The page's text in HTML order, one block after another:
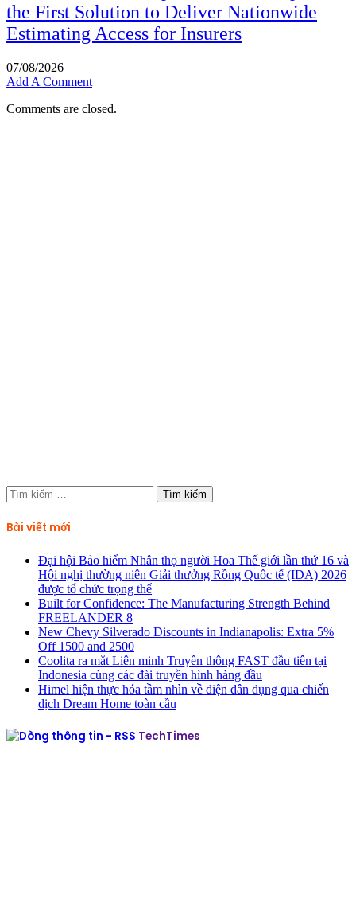
the First Solution to Deliver Nationwide
Estimating Access for Insurers
07/08/2026
Add A Comment
Comments are closed.
Tìm
kiếm
cho:
Bài viết mới
Đại hội Bảo hiểm Nhân thọ người Hoa Thế giới lần thứ 16 và
Hội nghị thường niên Giải thưởng Rồng Quốc tế (IDA) 2026
được tổ chức trọng thể
Built for Confidence: The Manufacturing Strength Behind
FREELANDER 8
New Chevy Silverado Discounts in Indianapolis: Extra 5%
Off 1500 and 2500
Coolita ra mắt Liên minh Truyền thông FAST đầu tiên tại
Indonesia cùng các đài truyền hình hàng đầu
Himel hiện thực hóa tầm nhìn về điện dân dụng qua chiến
dịch Dream Home toàn cầu
TechTimes